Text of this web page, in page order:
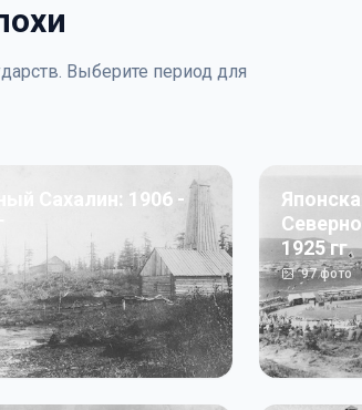
Выберите период для
Сахалин: 1906 -
1925 гг
97фото